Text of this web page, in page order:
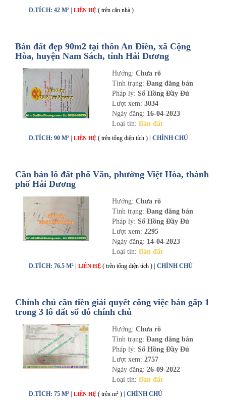
D.TÍCH: 42 M² | LIÊN HỆ ( trên căn nhà )
Bán đất đẹp 90m2 tại thôn An Điền, xã Cộng
Hòa, huyện Nam Sách, tỉnh Hải Dương
Hướng: Chưa rõ
Tình trạng: Đang đăng bán
Pháp lý: Sổ Hồng Đầy Đủ
Lượt xem: 3034
Ngày đăng: 16-04-2023
Loại tin: Bán đất
D.TÍCH: 90 M² | LIÊN HỆ ( trên tổng diện tích ) | CHÍNH CHỦ
Cần bán lô đất phố Văn, phường Việt Hòa, thành
phố Hải Dương
Hướng: Chưa rõ
Tình trạng: Đang đăng bán
Pháp lý: Sổ Hồng Đầy Đủ
Lượt xem: 2295
Ngày đăng: 14-04-2023
Loại tin: Bán đất
D.TÍCH: 76.5 M² | LIÊN HỆ ( trên tổng diện tích ) | CHÍNH CHỦ
Chính chủ cần tiền giải quyết công việc bán gấp 1
trong 3 lô đất sổ đỏ chính chủ
Hướng: Chưa rõ
Tình trạng: Đang đăng bán
Pháp lý: Sổ Hồng Đầy Đủ
Lượt xem: 2757
Ngày đăng: 26-09-2022
Loại tin: Bán đất
D.TÍCH: 75 M² | LIÊN HỆ ( trên m² ) | CHÍNH CHỦ